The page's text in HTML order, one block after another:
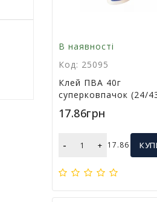
В наявності
Код: 25095
Клей ПВА 40г
суперковпачок (24/
17.86грн
- + 17.86